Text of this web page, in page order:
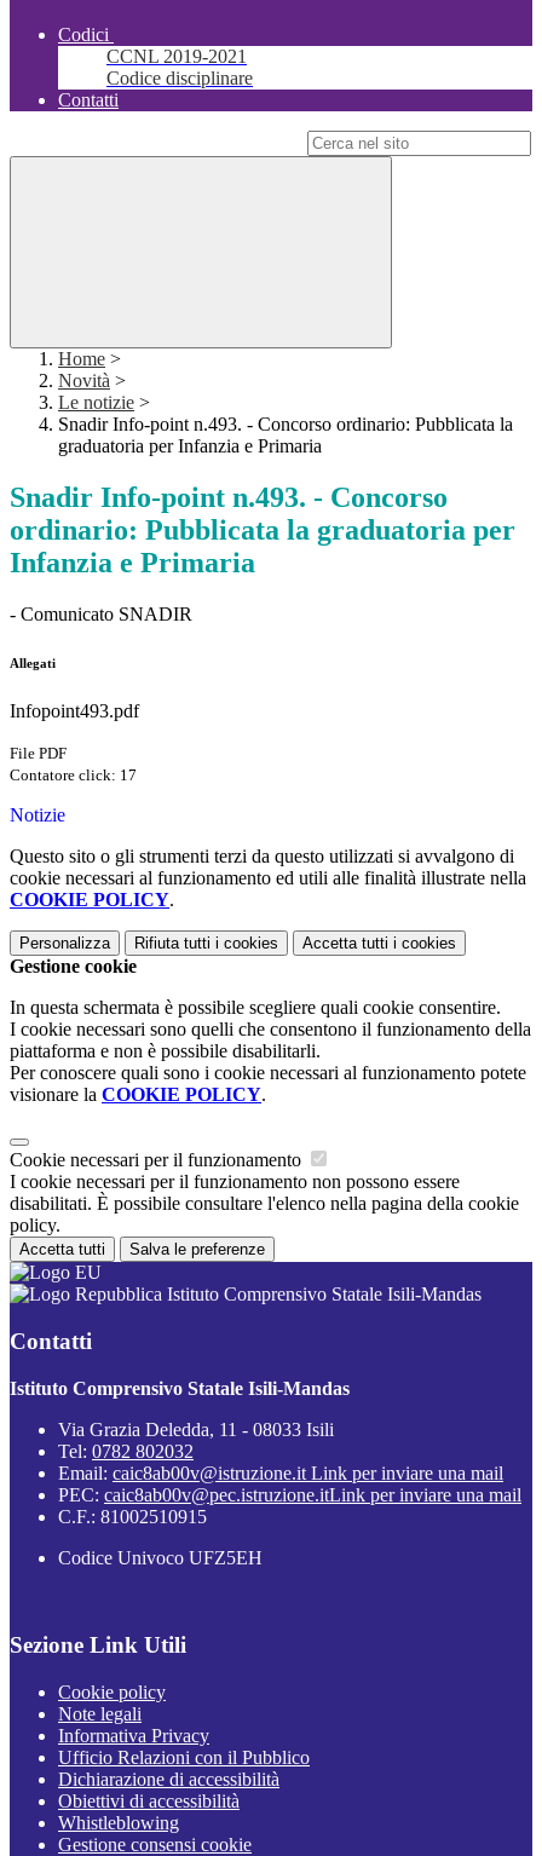
Codici
CCNL 2019-2021
Codice disciplinare
Contatti
Home >
Novità >
Le notizie >
Snadir Info-point n.493. - Concorso ordinario: Pubblicata la
graduatoria per Infanzia e Primaria
Snadir Info-point n.493. - Concorso
ordinario: Pubblicata la graduatoria per
Infanzia e Primaria
- Comunicato SNADIR
Allegati
Infopoint493.pdf
File PDF
Contatore click: 17
Notizie
Questo sito o gli strumenti terzi da questo utilizzati si avvalgono di
cookie necessari al funzionamento ed utili alle finalità illustrate nella
COOKIE POLICY.
Personalizza Rifiuta tutti i cookies Accetta tutti i cookies
Gestione cookie
In questa schermata è possibile scegliere quali cookie consentire.
I cookie necessari sono quelli che consentono il funzionamento della
piattaforma e non è possibile disabilitarli.
Per conoscere quali sono i cookie necessari al funzionamento potete
visionare la COOKIE POLICY.
Cookie necessari per il funzionamento
I cookie necessari per il funzionamento non possono essere
disabilitati. È possibile consultare l'elenco nella pagina della cookie
policy.
Accetta tutti Salva le preferenze
Istituto Comprensivo Statale Isili-Mandas
Contatti
Istituto Comprensivo Statale Isili-Mandas
Via Grazia Deledda, 11 - 08033 Isili
Tel: 0782 802032
Email: caic8ab00v@istruzione.it Link per inviare una mail
PEC: caic8ab00v@pec.istruzione.itLink per inviare una mail
C.F.: 81002510915
Codice Univoco UFZ5EH
Sezione Link Utili
Cookie policy
Note legali
Informativa Privacy
Ufficio Relazioni con il Pubblico
Dichiarazione di accessibilità
Obiettivi di accessibilità
Whistleblowing
Gestione consensi cookie